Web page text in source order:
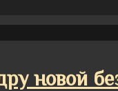
новой